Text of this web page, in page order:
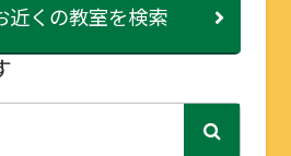
近くの教室を検索